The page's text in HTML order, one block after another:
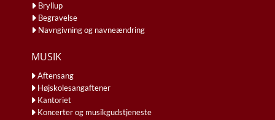
Bryllup
Begravelse
Navngivning og navneændring
MUSIK
Aftensang
Højskolesangaftener
Kantoriet
Koncerter og musikgudstjeneste